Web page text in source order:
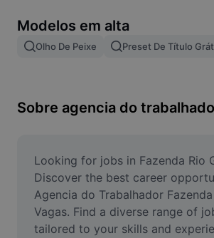
Mesclar imagens
Redimensionar Imagem
Criador de Memes
AI Text Remover
AI People Remover
Modelos em alta
Olho De Peixe Preset De Título
Looking for jobs in Fazenda Rio
Discover the best career
Agencia do Trabalhador
Vagas. Find a diverse range of
tailored to your skills and